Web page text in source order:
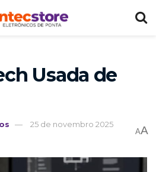
Usada de
25 de novembro 2025
AA